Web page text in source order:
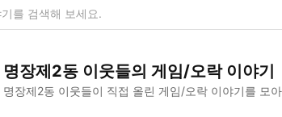
명장제2동 이웃들의 게임/오락이야기
명장제2동 이웃들이 직접 올린 게임/오락 이야기를 모